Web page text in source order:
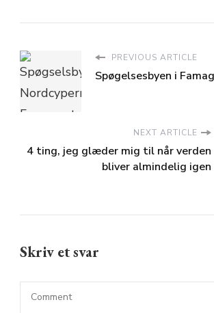
PREVIOUS ARTICLE
Spøgelsesbyen i
NEXT ARTICLE
4 ting, jeg glæder mig til når verden
bliver almindelig igen
Skriv et svar